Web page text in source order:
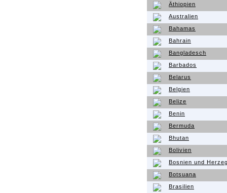
Äthiopien
Australien
Bahamas
Bahrain
Bangladesch
Barbados
Belarus
Belgien
Belize
Benin
Bermuda
Bhutan
Bolivien
Bosnien und
Botsuana
Brasilien